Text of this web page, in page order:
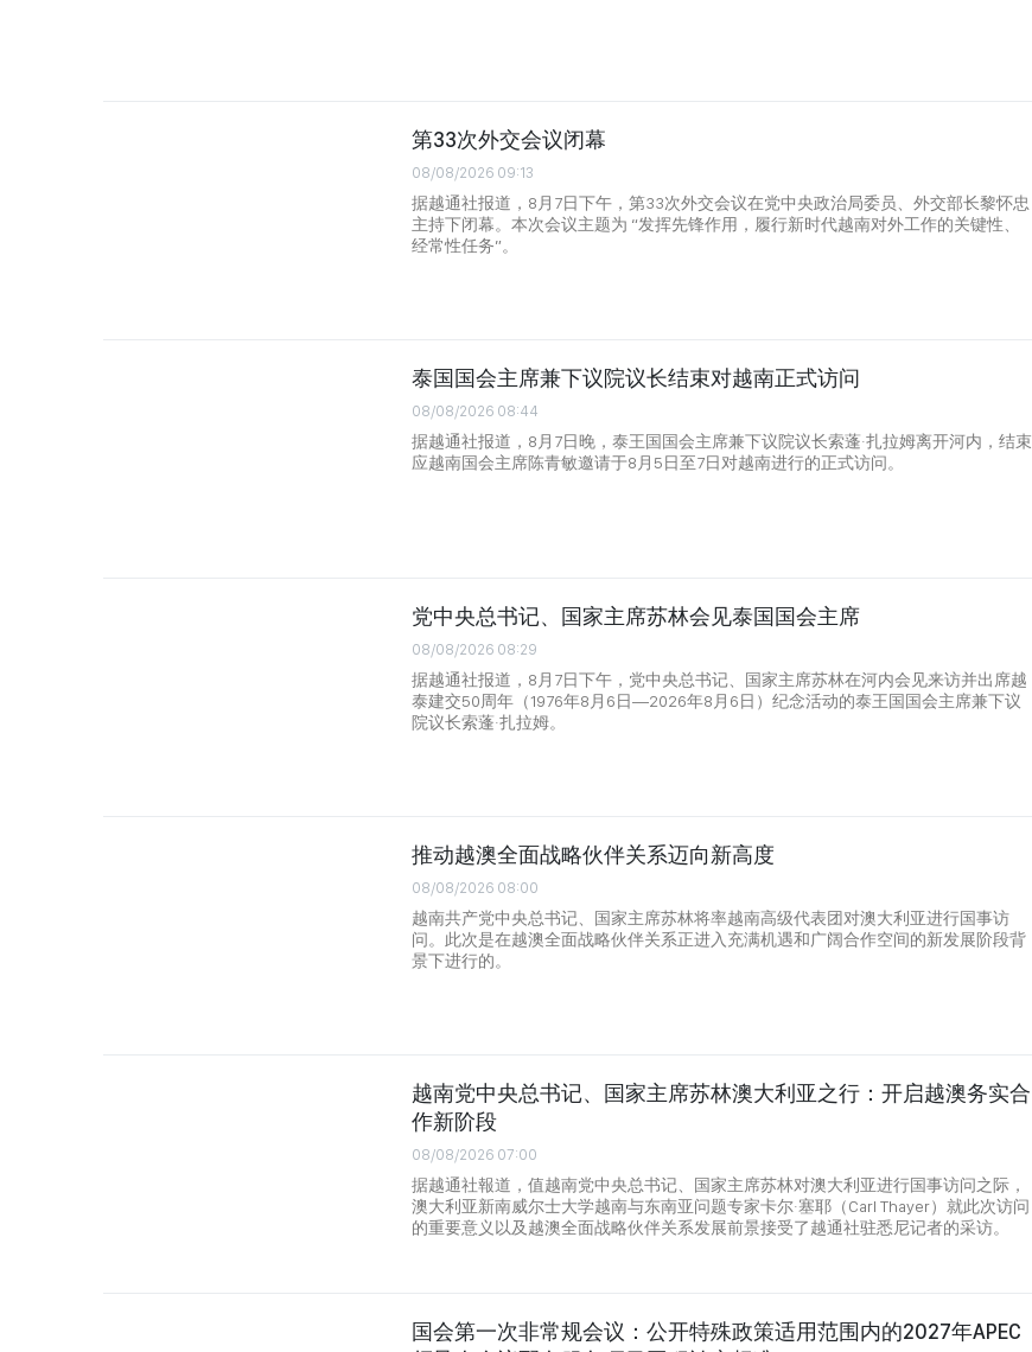
第33次外交会议闭幕
08/08/2026 09:13
据越通社报道，8月7日下午，第33次外交会议在党中央政治局委员、外交部长黎怀忠
主持下闭幕。本次会议主题为 “发挥先锋作用，履行新时代越南对外工作的关键性、
经常性任务”。
泰国国会主席兼下议院议长结束对越南正式访问
08/08/2026 08:44
据越通社报道，8月7日晚，泰王国国会主席兼下议院议长索蓬·扎拉姆离开河内，结束
应越南国会主席陈青敏邀请于8月5日至7日对越南进行的正式访问。
党中央总书记、国家主席苏林会见泰国国会主席
08/08/2026 08:29
据越通社报道，8月7日下午，党中央总书记、国家主席苏林在河内会见来访并出席越
泰建交50周年（1976年8月6日—2026年8月6日）纪念活动的泰王国国会主席兼下议
院议长索蓬·扎拉姆。
推动越澳全面战略伙伴关系迈向新高度
08/08/2026 08:00
越南共产党中央总书记、国家主席苏林将率越南高级代表团对澳大利亚进行国事访
问。此次是在越澳全面战略伙伴关系正进入充满机遇和广阔合作空间的新发展阶段背
景下进行的。
越南党中央总书记、国家主席苏林澳大利亚之行：开启越澳务实合
作新阶段
08/08/2026 07:00
据越通社報道，值越南党中央总书记、国家主席苏林对澳大利亚进行国事访问之际，
澳大利亚新南威尔士大学越南与东南亚问题专家卡尔·塞耶（Carl Thayer）就此次访问
的重要意义以及越澳全面战略伙伴关系发展前景接受了越通社驻悉尼记者的采访。
国会第一次非常规会议：公开特殊政策适用范围内的2027年APEC